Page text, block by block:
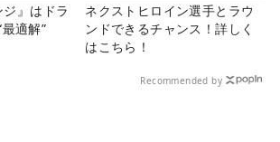
』はドラ
適解”
ネクストヒロイン選手とラウ
ンドできるチャンス！詳しく
はこちら！
Recommended by